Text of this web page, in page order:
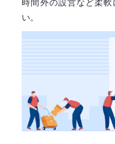
時間外の設営など柔
い。